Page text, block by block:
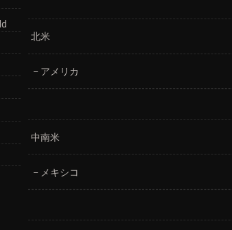
北米
アメリカ
中南米
メキシコ